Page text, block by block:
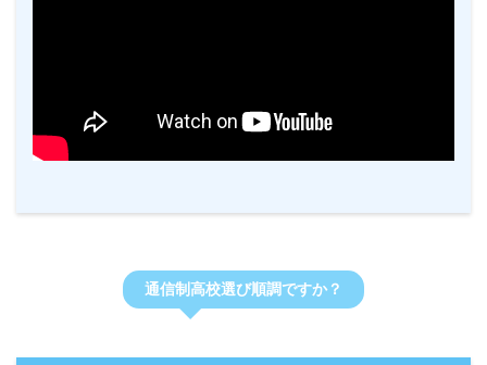
通信制高校選び順調ですか？